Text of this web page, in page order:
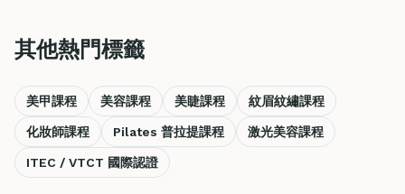
其他熱門標籤
美甲課程 美容課程 美睫課程 紋眉紋繡課程
化妝師課程 Pilates 普拉提課程 激光美容課程
ITEC / VTCT 國際認證